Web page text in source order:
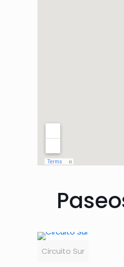
Circuito Sur